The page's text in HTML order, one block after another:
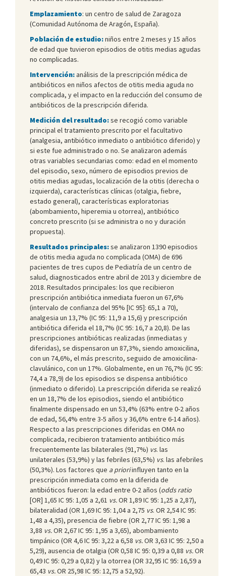
Emplazamiento: un centro de salud de Zaragoza
(Comunidad Autónoma de Aragón, España).
Población de estudio:niños entre 2 meses y 15 años
de edad que tuvieron episodios de otitis medias agudas
no complicadas.
Intervención:análisis de la prescripción médica de
antibióticos en niños afectos de otitis media aguda no
complicada, y el impacto en la reducción del consumo de
antibióticos de la prescripción diferida.
Medición del resultado:se recogió como variable
principal el tratamiento prescrito por el facultativo
(analgesia, antibiótico inmediato o antibiótico diferido) y
si este fue administrado o no. Se analizaron además
otras variables secundarias como: edad en el momento
del episodio, sexo, número de episodios previos de
otitis medias agudas, localización de la otitis (derecha o
izquierda), características clínicas (otalgia, fiebre,
estado general), características exploratorias
(abombamiento, hiperemia u otorrea), antibiótico
concreto prescrito (si se administra o no y duración
propuesta).
Resultados principales:se analizaron 1390 episodios
de otitis media aguda no complicada (OMA) de 696
pacientes de tres cupos de Pediatría de un centro de
salud, diagnosticados entre abril de 2013 y diciembre de
2018. Resultados principales: los que recibieron
prescripción antibiótica inmediata fueron un 67,6%
(intervalo de confianza del 95% [IC 95]: 65,1 a 70),
analgesia un 13,7% (IC 95: 11,9 a 15,6) y prescripción
antibiótica diferida el 18,7% (IC 95: 16,7 a 20,8). De las
prescripciones antibióticas realizadas (inmediatas y
diferidas), se dispensaron un 87,3%, siendo amoxicilina,
con un 74,6%, el más prescrito, seguido de amoxicilina-
clavulánico, con un 17%. Globalmente, en un 76,7% (IC 95:
74,4 a 78,9) de los episodios se dispensa antibiótico
(inmediato o diferido). La prescripción diferida se realizó
en un 18,7% de los episodios, siendo el antibiótico
finalmente dispensado en un 53,4% (63% entre 0-2 años
de edad, 56,4% entre 3-5 años y 36,6% entre 6-14 años).
Respecto a las prescripciones diferidas en OMA no
complicada, recibieron tratamiento antibiótico más
frecuentemente las bilaterales (91,7%) vs. las
unilaterales (53,9%) y las febriles (63,5%) vs. las afebriles
(50,3%). Los factores que a prioriinfluyen tanto en la
prescripción inmediata como en la diferida de
antibióticos fueron: la edad entre 0-2 años (odds ratio
[OR] 1,65 IC 95: 1,05 a 2,61 vs.OR 1,89 IC 95: 1,25 a 2,87),
bilateralidad (OR 1,69 IC 95: 1,04 a 2,75 vs. OR 2,54 IC 95:
1,48 a 4,35), presencia de fiebre (OR 2,77 IC 95: 1,98 a
3,88 vs.OR 2,67 IC 95: 1,95 a 3,65), abombamiento
timpánico (OR 4,6 IC 95: 3,22 a 6,58 vs.OR 3,63 IC 95: 2,50 a
5,29), ausencia de otalgia (OR 0,58 IC 95: 0,39 a 0,88 vs.OR
0,49 IC 95: 0,29 a 0,82) y la otorrea (OR 32,95 IC 95: 16,59 a
65,43 vs.OR 25,98 IC 95: 12,75 a 52,92).